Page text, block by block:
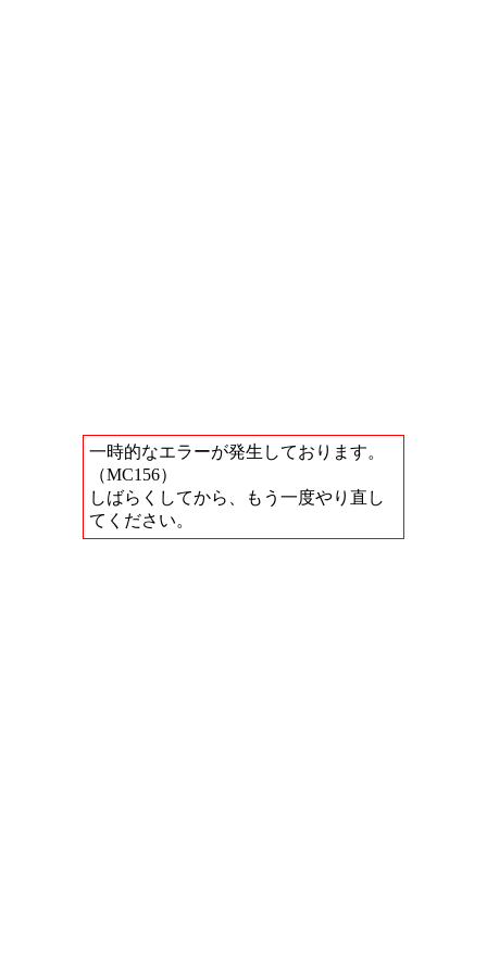
一時的なエラーが発生しております。
（MC156）
しばらくしてから、もう一度やり直し
てください。